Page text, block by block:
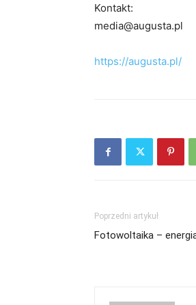
Kontakt:
media@augusta.pl
https://augusta.pl/
Poprzedni artykuł
Fotowoltaika –